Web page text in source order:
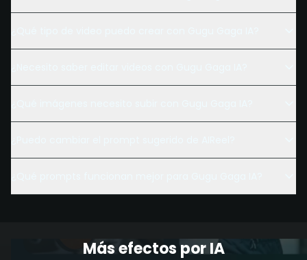
Más efectos por IA